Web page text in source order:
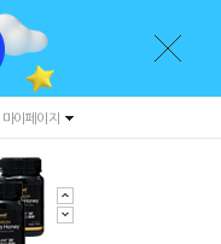
마이페이지